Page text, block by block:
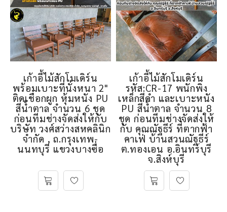
เก้าอี้ไม้สักโมเดิร์น
พร้อมเบาะที่นั่งหนา 2"
ติดเชือกผูก หุ้มหนัง PU
สีน้ำตาล จำนวน 6 ชุด
ก่อนทีมช่างจัดส่งให้กับ
บริษัท วงศ์สว่างสหคลินิก
จำกัด , ถ.กรุงเทพ-
นนทบุรี แขวงบางซื่อ
เก้าอี้ไม้สักโมเดิร์น
รหัส:CR-17 พนักพิง
เหล็กสีดำ และเบาะหนัง
PU สีน้ำตาล จำนวน 8
ชุด ก่อนทีมช่างจัดส่งให้
กับ คุณณัฐธีร์ ที่ตากฟ้า
คาเฟ่ บ้านสวนณัฐธีร์
ต.ทองเอน อ.อินทร์บุรี
จ.สิงห์บุรี